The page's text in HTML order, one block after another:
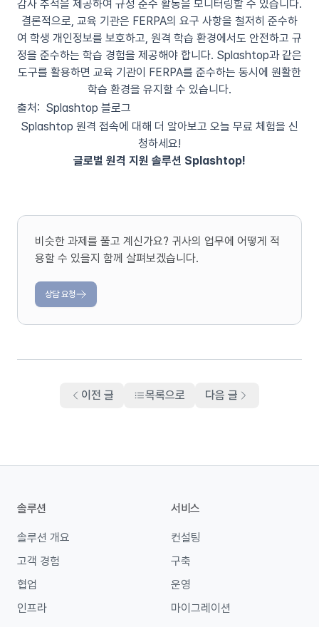
감사 추적을 제공하여 규정 준수 활동을 모니터링할 수 있습니다.
결론적으로, 교육 기관은 FERPA의 요구 사항을 철저히 준수하
여 학생 개인정보를 보호하고, 원격 학습 환경에서도 안전하고 규
정을 준수하는 학습 경험을 제공해야 합니다. Splashtop과 같은
도구를 활용하면 교육 기관이 FERPA를 준수하는 동시에 원활한
학습 환경을 유지할 수 있습니다.
출처: Splashtop 블로그
Splashtop 원격 접속에 대해 더 알아보고 오늘 무료 체험을 신
청하세요!
글로벌 원격 지원 솔루션 Splashtop!
비슷한 과제를 풀고 계신가요? 귀사의 업무에 어떻게 적
용할 수 있을지 함께 살펴보겠습니다.
상담 요청
이전 글 목록으로 다음 글
솔루션
솔루션 개요
고객 경험
협업
인프라
서비스
컨설팅
구축
운영
마이그레이션